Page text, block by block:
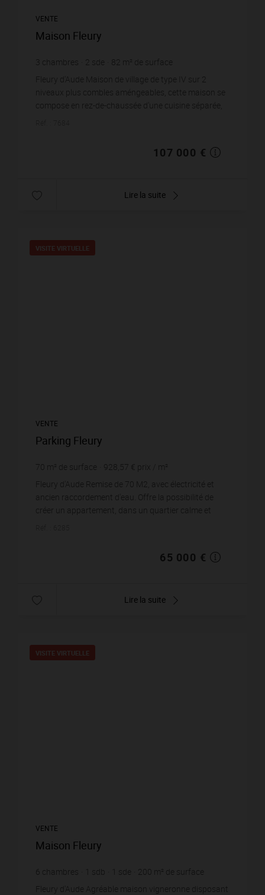
VENTE
Maison Fleury
3 chambres 2 sde 82 m² de surface
1 304,88 €
Fleury d'Aude Maison de village de type IV sur 2
niveaux plus combles améngeables, cette maison se
compose en rez-de-chaussée d'une cuisine séparée,
107 000 €
Lire la suite
VISITE VIRTUELLE
VENTE
Parking Fleury
70 m² de surface 928,57 € prix / m²
Fleury d'Aude Remise de 70 M2, avec électricité et
ancien raccordement d'eau. Offre la possibilité de
créer un appartement, dans un quartier calme et
65 000 €
Lire la suite
VISITE VIRTUELLE
VENTE
Maison Fleury
6 chambres sdb sde 200 m² de surface
m² de terrain
Fleury d'Aude Agréable maison vigneronne disposant